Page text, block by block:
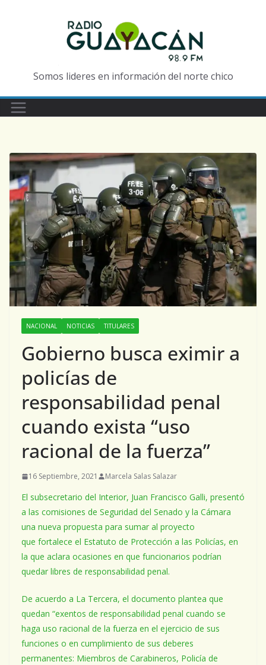
Somos lideres en información del norte chico
NACIONAL NOTICIAS TITULARES
Gobierno busca eximir a
policías de
responsabilidad penal
cuando exista “uso
racional de la fuerza”
16 Septiembre, 2021 Marcela Salas Salazar
El subsecretario del Interior, Juan Francisco Galli, presentó
a las comisiones de Seguridad del Senado y la Cámara
una nueva propuesta para sumar al proyecto
que fortalece el Estatuto de Protección a las Policías, en
la que aclara ocasiones en que funcionarios podrían
quedar libres de responsabilidad penal.
De acuerdo a La Tercera, el documento plantea que
quedan “exentos de responsabilidad penal cuando se
haga uso racional de la fuerza en el ejercicio de sus
funciones o en cumplimiento de sus deberes
permanentes: Miembros de Carabineros, Policía de